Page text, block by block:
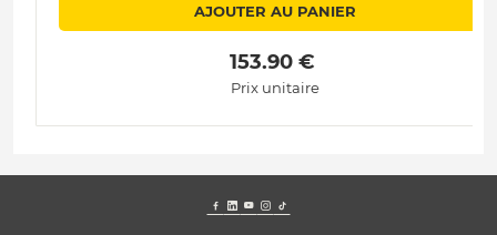
AJOUTER AU PANIER
153.90 €
Prix unitaire